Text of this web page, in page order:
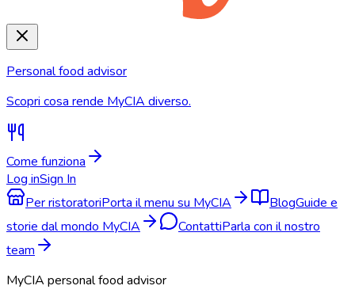
Personal food advisor
Scopri cosa rende MyCIA diverso.
Come funziona
Log inSign In
Per ristoratoriPorta il menu su MyCIA BlogGuide e
storie dal mondo MyCIA
ContattiParla con il nostro
team
MyCIA personal food advisor